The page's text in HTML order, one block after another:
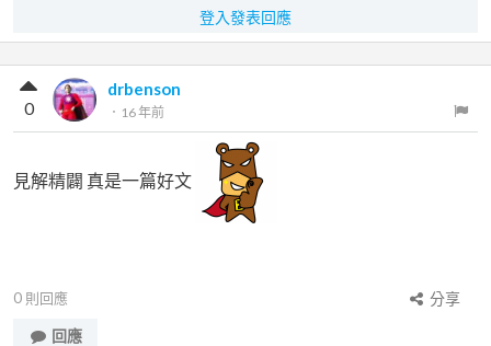
登入發表回應
drbenson
． 16 年前
0
見解精闢 真是一篇好文
0 則回應
分享
回應